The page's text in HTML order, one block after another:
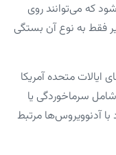
که می‌توانند روی
فقط به نوع آن بستگی
ایالات متحده آمریکا
سرماخوردگی یا
با آدنوویروس‌ها مرتبط